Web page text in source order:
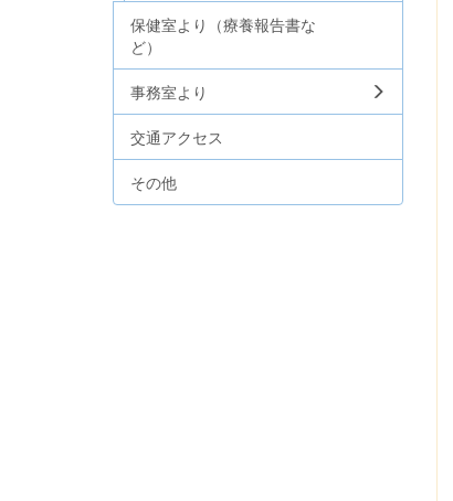
保健室より（療養報告書な
ど）
事務室より
交通アクセス
その他